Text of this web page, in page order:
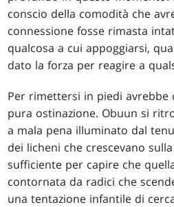
conscio della comodità che
connessione fosse rimasta
qualcosa a cui appoggiarsi,
dato la forza per reagire a
Per rimettersi in piedi avrebbe
pura ostinazione. Obuun si
a mala pena illuminato dal
dei licheni che crescevano
sufficiente per capire che
contornata da radici che
una tentazione infantile di